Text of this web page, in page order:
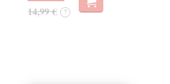
14,99 € ?